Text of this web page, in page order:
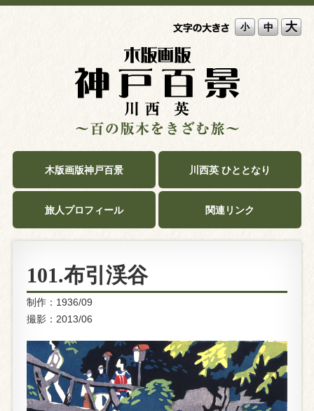
小 中 大
木版画版神戸百景 川西英 ひととなり
旅人プロフィール 関連リンク
101.布引渓谷
制作：1936/09
撮影：2013/06